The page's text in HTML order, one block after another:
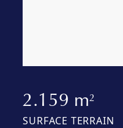
2.159 m2
SURFACE TERRAIN